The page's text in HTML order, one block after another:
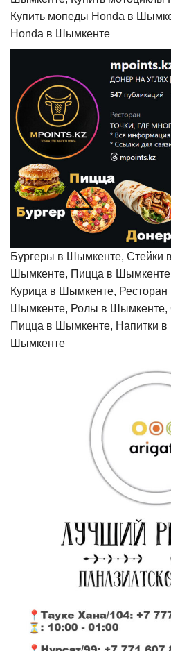
Купить мопеды Honda в
Honda в Шымкенте
Бургеры в Шымкенте, Стейки
Шымкенте, Пицца в
Курица в Шымкенте,
Шымкенте, Ролы в
Пицца в Шымкенте, Напитки
Шымкенте